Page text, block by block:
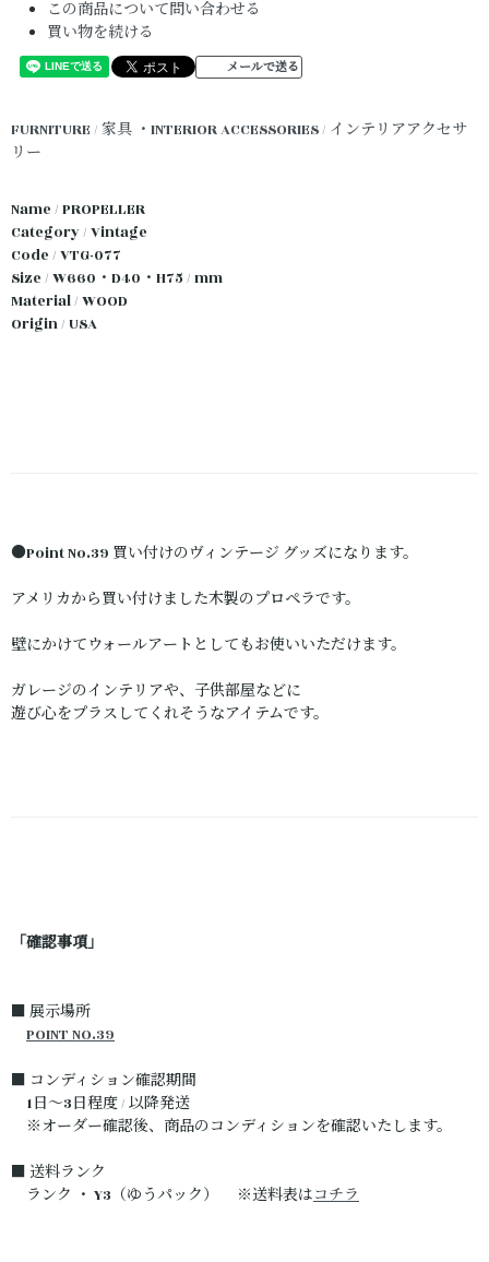
この商品について問い合わせる
買い物を続ける
メールで送る
FURNITURE / 家具 ・INTERIOR ACCESSORIES / インテリアアクセサ
リー
Name / PROPELLER
Category / Vintage
Code / VTG-077
Size / W660・D40・H75 / mm
Material / WOOD
Origin / USA
●Point No.39 買い付けのヴィンテージ グッズになります。
アメリカから買い付けました木製のプロペラです。
壁にかけてウォールアートとしてもお使いいただけます。
ガレージのインテリアや、子供部屋などに
遊び心をプラスしてくれそうなアイテムです。
「確認事項」
■ 展示場所
POINT NO.39
■ コンディション確認期間
1日～3日程度 / 以降発送
※オーダー確認後、商品のコンディションを確認いたします。
■ 送料ランク
ランク ・ Y3（ゆうパック） ※送料表はコチラ